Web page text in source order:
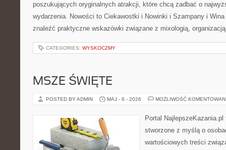
poszukujących oryginalnych atrakcji, które chcą zadbać o
wydarzenia. Nowości to Ciekawostki i Nowinki i Szampany i
znaleźć praktyczne wskazówki związane z mixologią,
CATEGORIES: WYSKOCZMY
MSZE ŚWIĘTE
POSTED BY ADMIN MAJ - 6 - 2026 MOŻLIWOŚĆ
Portal
stworzone z myślą o
wartościowych treści